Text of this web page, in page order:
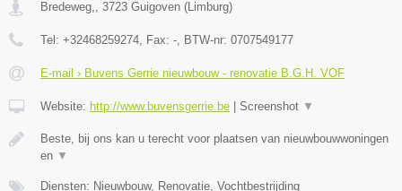
Bredeweg,, 3723 Guigoven (Limburg)
Tel: +32468259274, Fax: -, BTW-nr: 0707549177
E-mail › Buvens Gerrie nieuwbouw - renovatie B.G.H. VOF
Website: http://www.buvensgerrie.be Screenshot ▼
Beste, bij ons kan u terecht voor plaatsen van nieuwbouwwoningen
en ▼
Diensten: Nieuwbouw, Renovatie, Vochtbestrijding